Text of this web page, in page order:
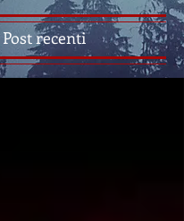
Post recenti